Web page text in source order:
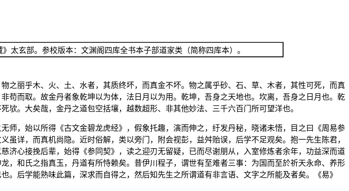
太玄部。参校版本：文渊阁四库全书本子部道家类（简称四库本）。
之丽乎木、火、土、水者，其质终坏，而真金不坏。物之属乎砂、石、草、木者，其性可死，而真
苟而取。故金丹者象乾坤以为体，法日月以为用。乾坤，吾身之天地也。坎离，吾身之日月也。乾
。大矣哉，金丹之道包空括壤，越数超形、非其他妙法、三千六百门所可望洋也。
师，始以所得《古文金碧龙虎经》，假象托趣，演而伸之，纡发丹秘，晓诸未悟，目之曰《周易参
详，而真机尚隐。近时俗解，类以旁门，附会视彭，益舛贻误，后学不足观矣。抱一先生陈君，
济心接挽后辈，始得《参同契》，读之迎刃无留疑，已而尽谢朋从，入室修炼者余年，功益深而道
，和氏之指真玉，丹道有所恃赖矣。昔伊川程子，谓世有至难者三事：为国而至於祈天永命、养形
后学能熟味此篇，深求而自得之，然后知先生之所谓道有非言语、文字之所能及者矣。《易》